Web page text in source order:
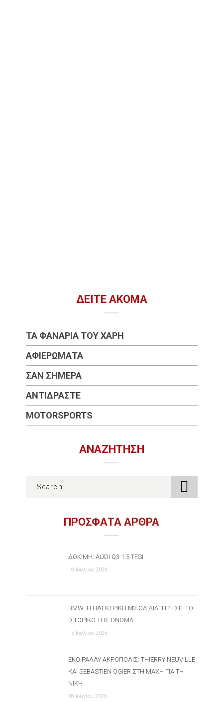
ΔΕΊΤΕ ΑΚΌΜΑ
ΤΑ ΦΑΝΆΡΙΑ ΤΟΥ ΧΆΡΗ
ΑΦΙΕΡΏΜΑΤΑ
ΣΑΝ ΣΉΜΕΡΑ
ΑΝΤΙΔΡΆΣΤΕ
MOTORSPORTS
ΑΝΑΖΉΤΗΣΗ
ΠΡΟΣΦΑΤΑ ΑΡΘΡΑ
ΔΟΚΙΜΉ: AUDI Q3 1.5 TFSI
19 Ιουλίου 2026
BMW: Η ΗΛΕΚΤΡΙΚΉ M3 ΘΑ ΔΙΑΤΗΡΉΣΕΙ ΤΟ
ΙΣΤΟΡΙΚΌ ΤΗΣ ΌΝΟΜΑ
15 Ιουλίου 2026
ΕΚΟ ΡΆΛΛΥ ΑΚΡΌΠΟΛΙΣ: THIERRY NEUVILLE
ΚΑΙ SEBASTIEN OGIER ΣΤΗ ΜΆΧΗ ΓΙΑ ΤΗ
ΝΊΚΗ
28 Ιουνίου 2026